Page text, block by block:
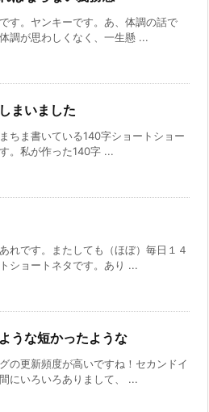
す。ヤンキーです。あ、体調の話で
調が思わしくなく、一生懸 ...
まいました
ちま書いている140字ショートショー
。私が作った140字 ...
れです。またしても（ほぼ）毎日１４
ショートネタです。あり ...
うな短かったような
の更新頻度が高いですね！セカンドイ
にいろいろありまして、 ...